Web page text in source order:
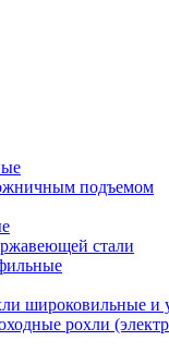
подъемом
стали
широковильные и
рохли